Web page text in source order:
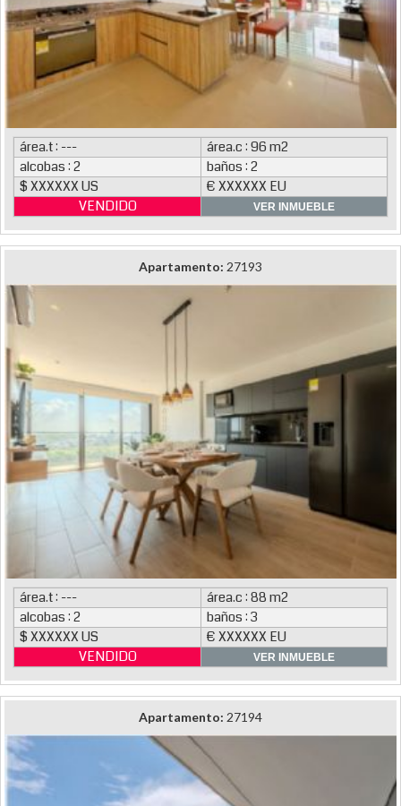
área.t : ---
área.c : 96 m2
alcobas : 2
baños : 2
$ XXXXXX US
€ XXXXXX EU
VENDIDO
VER INMUEBLE
Apartamento: 27193
área.t : ---
área.c : 88 m2
alcobas : 2
baños : 3
$ XXXXXX US
€ XXXXXX EU
VENDIDO
VER INMUEBLE
Apartamento: 27194